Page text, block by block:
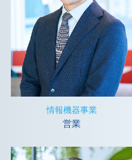
情報機器事業
営業